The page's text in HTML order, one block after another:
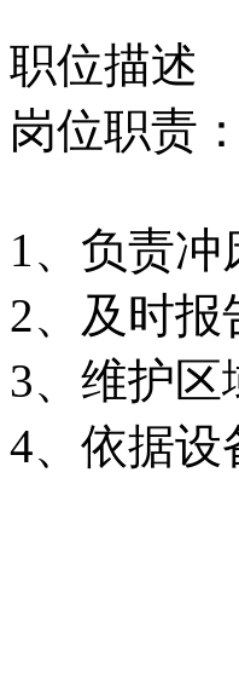
职位描述
岗位职责：
1、负责
2、及时
3、维护
4、依据